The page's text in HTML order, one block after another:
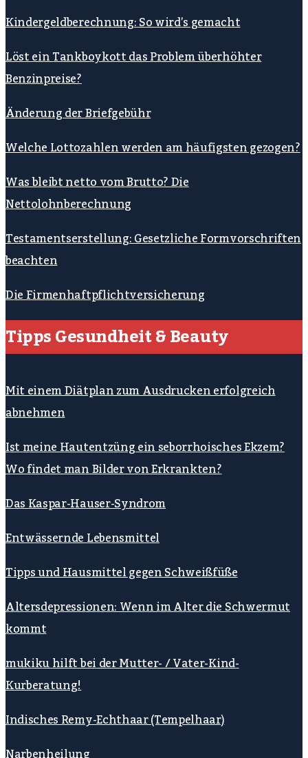
Kindergeldberechnung: So wird’s gemacht
Löst ein Tankboykott das Problem überhöhter
Benzinpreise?
Änderung der Briefgebühr
Welche Lottozahlen werden am häufigsten gezogen?
Was bleibt netto vom Brutto? Die
Nettolohnberechnung
Testamentserstellung: Gesetzliche Formvorschriften
beachten
Die Firmenhaftpflichtversicherung
Tipps Gesundheit & Beauty
Mit einem Diätplan zum Ausdrucken erfolgreich
abnehmen
Ist meine Hautentzüng ein seborrhoisches Ekzem?
Wo findet man Bilder von Erkrankten?
Das Kaspar-Hauser-Syndrom
Entwässernde Lebensmittel
Tipps und Hausmittel gegen Schweißfüße
Altersdepressionen: Wenn im Alter die Schwermut
kommt
mukiku hilft bei der Mutter- / Vater-Kind-
Kurberatung!
Indisches Remy-Echthaar (Tempelhaar)